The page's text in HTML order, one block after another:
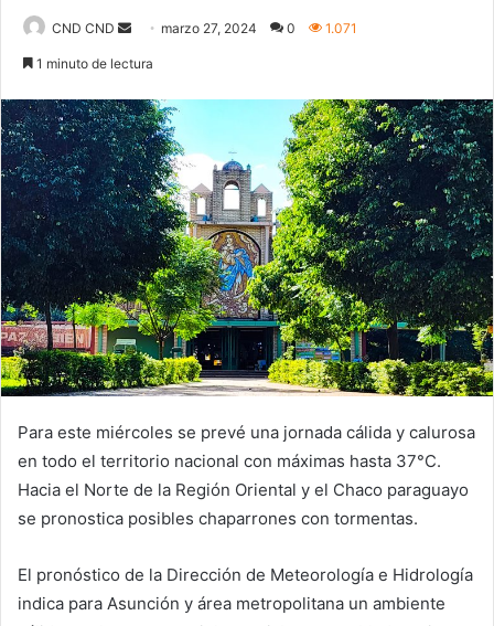
CND CND
Send marzo 27, 2024 0 1.071
1 minuto de lectura
Para este miércoles se prevé una jornada cálida y calurosa
en todo el territorio nacional con máximas hasta 37°C.
Hacia el Norte de la Región Oriental y el Chaco paraguayo
se pronostica posibles chaparrones con tormentas.
El pronóstico de la Dirección de Meteorología e Hidrología
indica para Asunción y área metropolitana un ambiente